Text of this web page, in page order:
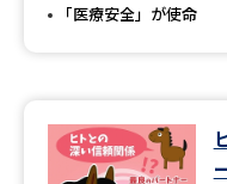
SELFBRAND特集ページ
オープンキャンパス検索
「医療安全」が使命